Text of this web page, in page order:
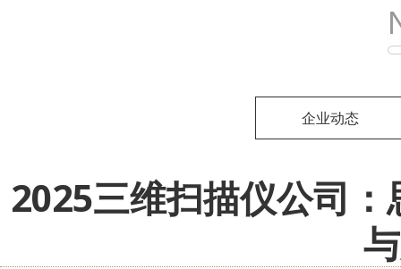
企业动态
2025三维扫描仪公司